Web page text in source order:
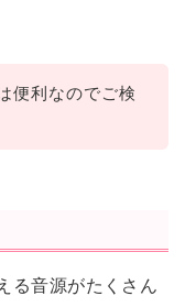
便利なのでご検
る音源がたくさん